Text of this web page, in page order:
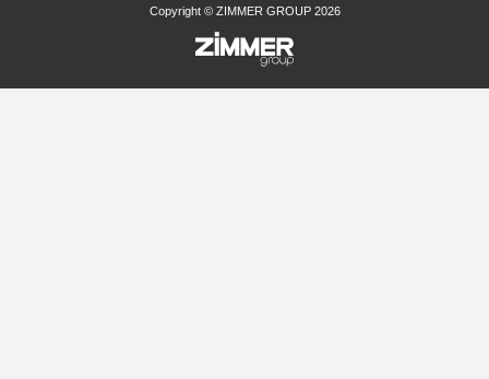
Copyright © ZIMMER GROUP 2026